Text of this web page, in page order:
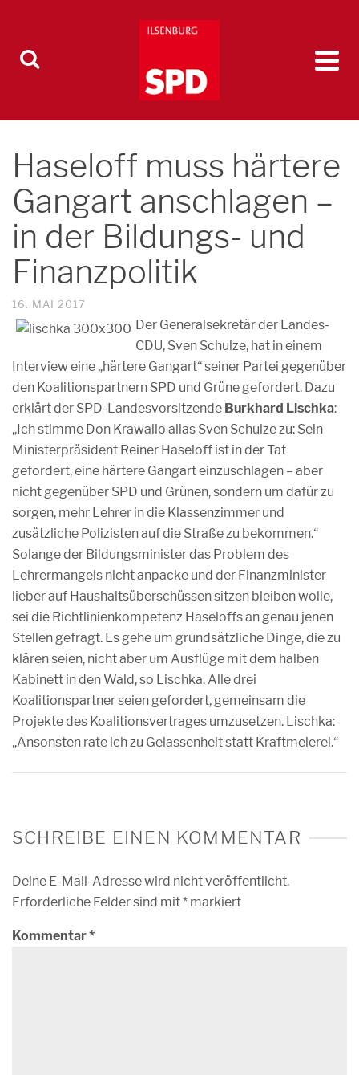
Haseloff muss härtere
Gangart anschlagen –
in der Bildungs- und
Finanzpolitik
16. MAI 2017
Der Generalsekretär der Landes-
CDU, Sven Schulze, hat in einem
Interview eine „härtere Gangart“ seiner Partei gegenüber
den Koalitionspartnern SPD und Grüne gefordert. Dazu
erklärt der SPD-Landesvorsitzende Burkhard Lischka:
„Ich stimme Don Krawallo alias Sven Schulze zu: Sein
Ministerpräsident Reiner Haseloff ist in der Tat
gefordert, eine härtere Gangart einzuschlagen – aber
nicht gegenüber SPD und Grünen, sondern um dafür zu
sorgen, mehr Lehrer in die Klassenzimmer und
zusätzliche Polizisten auf die Straße zu bekommen.“
Solange der Bildungsminister das Problem des
Lehrermangels nicht anpacke und der Finanzminister
lieber auf Haushaltsüberschüssen sitzen bleiben wolle,
sei die Richtlinienkompetenz Haseloffs an genau jenen
Stellen gefragt. Es gehe um grundsätzliche Dinge, die zu
klären seien, nicht aber um Ausflüge mit dem halben
Kabinett in den Wald, so Lischka. Alle drei
Koalitionspartner seien gefordert, gemeinsam die
Projekte des Koalitionsvertrages umzusetzen. Lischka:
„Ansonsten rate ich zu Gelassenheit statt Kraftmeierei.“
SCHREIBE EINEN KOMMENTAR
Deine E-Mail-Adresse wird nicht veröffentlicht.
Erforderliche Felder sind mit* markiert
Kommentar*